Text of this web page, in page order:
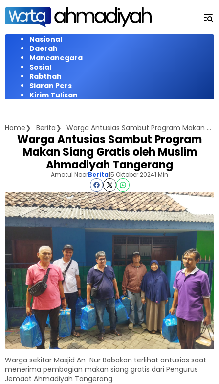
Langsung
konten
Nasional
Daerah
Mancanegara
Sosial
Rabthah
Siaran Pers
Kirim Tulisan
Home Berita Warga Antusias Sambut Program Makan Siang Gratis oleh Muslim Ahmadiyah Tangerang
Warga Antusias Sambut Program
Makan Siang Gratis oleh Muslim
Ahmadiyah Tangerang
Amatul NoorBerita15 Oktober 20241 Min
Warga sekitar Masjid An-Nur Babakan terlihat antusias saat
menerima pembagian makan siang gratis dari Pengurus
Jemaat Ahmadiyah Tangerang.